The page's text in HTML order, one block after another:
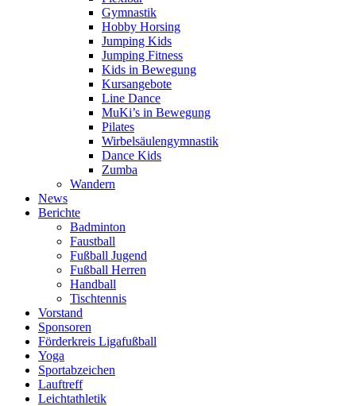
Gymnastik
Hobby Horsing
Jumping Kids
Jumping Fitness
Kids in Bewegung
Kursangebote
Line Dance
MuKi’s in Bewegung
Pilates
Wirbelsäulengymnastik
Dance Kids
Zumba
Wandern
News
Berichte
Badminton
Faustball
Fußball Jugend
Fußball Herren
Handball
Tischtennis
Vorstand
Sponsoren
Förderkreis Ligafußball
Yoga
Sportabzeichen
Lauftreff
Leichtathletik